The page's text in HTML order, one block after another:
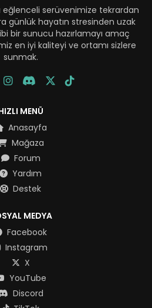
eğlenceli serüvenimize tekrardan
günlük hayatın stresinden uzak
bir sunucu hazırlamayı amaç
en iyi kaliteyi ve ortamı sizlere
sunmak.
MENÜ
Anasayfa
Mağaza
Forum
Yardım
Destek
MEDYA
Facebook
Instagram
X
YouTube
Discord